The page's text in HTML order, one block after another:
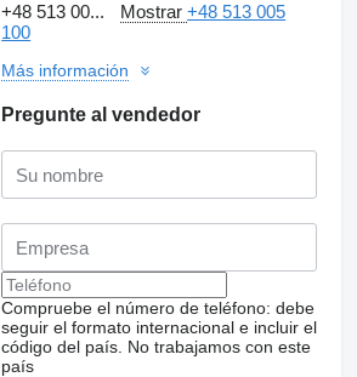
+48 513 00...
Mostrar+48 513 005
100
Más información
Pregunte al vendedor
Compruebe el número de teléfono: debe
seguir el formato internacional e incluir el
código del país. No trabajamos con este
país